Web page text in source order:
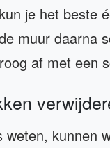
je het beste
muur daarna
af met een
weten, kunnen